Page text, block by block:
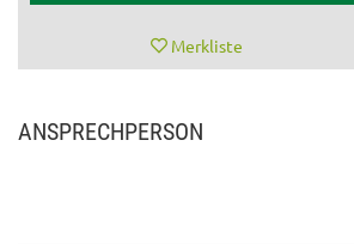
Merkliste
ANSPRECHPERSON